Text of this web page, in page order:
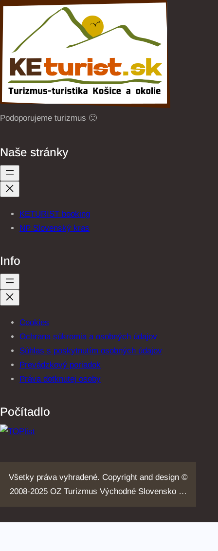
Podoporujeme turizmus 🙂
Naše stránky
KETURIST booking
NP Slovenský kras
Info
Cookies
Ochrana súkromia a osobných údajov
Súhlas s poskytnutím osobných údajov
Prevádzkový poriadok
Práva dotknutej osoby
Počítadlo
Všetky práva vyhradené. Copyright and design ©
2008-2025 OZ Turizmus Východné Slovensko …